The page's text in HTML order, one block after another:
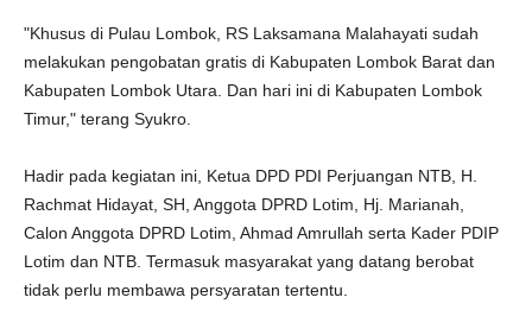
"Khusus di Pulau Lombok, RS Laksamana Malahayati sudah
melakukan pengobatan gratis di Kabupaten Lombok Barat dan
Kabupaten Lombok Utara. Dan hari ini di Kabupaten Lombok
Timur," terang Syukro.
Hadir pada kegiatan ini, Ketua DPD PDI Perjuangan NTB, H.
Rachmat Hidayat, SH, Anggota DPRD Lotim, Hj. Marianah,
Calon Anggota DPRD Lotim, Ahmad Amrullah serta Kader PDIP
Lotim dan NTB. Termasuk masyarakat yang datang berobat
tidak perlu membawa persyaratan tertentu.